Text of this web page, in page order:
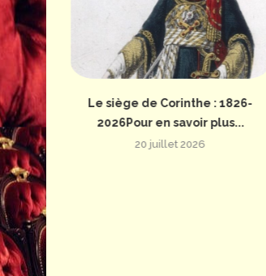
Le siège de Corinthe : 1826-
2026Pour en savoir plus...
20 juillet 2026